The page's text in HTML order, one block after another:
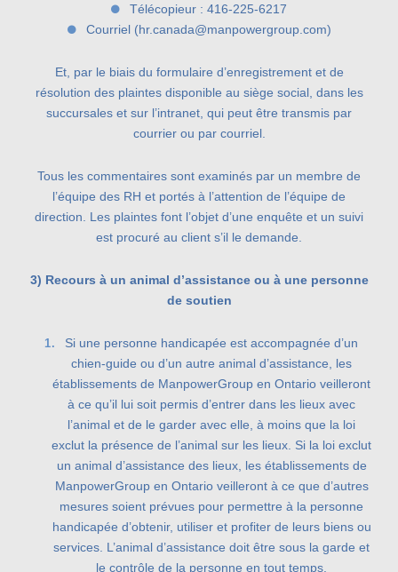
Télécopieur : 416-225-6217
Courriel (hr.canada@manpowergroup.com)
Et, par le biais du formulaire d’enregistrement et de
résolution des plaintes disponible au siège social, dans les
succursales et sur l’intranet, qui peut être transmis par
courrier ou par courriel.
Tous les commentaires sont examinés par un membre de
l’équipe des RH et portés à l’attention de l’équipe de
direction. Les plaintes font l’objet d’une enquête et un suivi
est procuré au client s’il le demande.
3) Recours à un animal d’assistance ou à une personne
de soutien
Si une personne handicapée est accompagnée d’un
chien-guide ou d’un autre animal d’assistance, les
établissements de ManpowerGroup en Ontario veilleront
à ce qu’il lui soit permis d’entrer dans les lieux avec
l’animal et de le garder avec elle, à moins que la loi
exclut la présence de l’animal sur les lieux. Si la loi exclut
un animal d’assistance des lieux, les établissements de
ManpowerGroup en Ontario veilleront à ce que d’autres
mesures soient prévues pour permettre à la personne
handicapée d’obtenir, utiliser et profiter de leurs biens ou
services. L’animal d’assistance doit être sous la garde et
le contrôle de la personne en tout temps.